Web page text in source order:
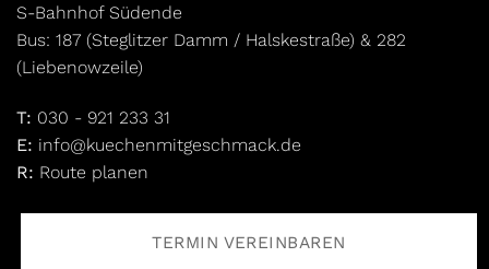
S-Bahnhof Südende
Bus: 187 (Steglitzer Damm / Halskestraße) & 282
(Liebenowzeile)
T: 030 - 921 233 31
E: info@kuechenmitgeschmack.de
R: Route planen
TERMIN VEREINBAREN